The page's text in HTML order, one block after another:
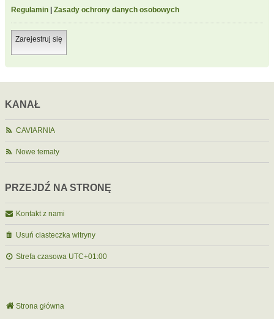
Regulamin Zasady ochrony danych osobowych
Zarejestruj się
KANAŁ
CAVIARNIA
Nowe tematy
PRZEJDŹ NA STRONĘ
Kontakt z nami
Usuń ciasteczka witryny
Strefa czasowa UTC+01:00
Strona główna